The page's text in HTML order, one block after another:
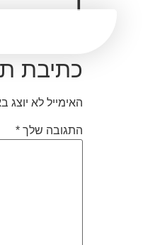
כתיבת
האימייל לא יוצג
התגובה שלך *